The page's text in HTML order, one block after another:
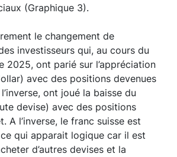
(Graphique 3).
le changement de
investisseurs qui, au cours du
2025, ont parié sur l’appréciation
avec des positions devenues
ont joué la baisse du
devise) avec des positions
A l’inverse, le franc suisse est
qui apparait logique car il est
d’autres devises et la